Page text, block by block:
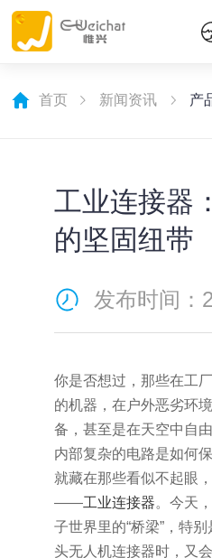
首页 新闻资讯 产
工业连接器
的坚固纽带
发布时间：
你是否想过，那些在工
的机器，在户外恶劣环
备，甚至是在天空中自
内部复杂的电路是如何
就藏在那些看似不起眼
——工业连接器。今天
子世界里的“桥梁”，特
头无人机连接器时，又